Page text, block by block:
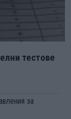
тестове
за